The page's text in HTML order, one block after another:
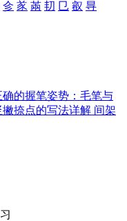
㐱 㒸 㒼 㓞 㔾 㕡 㝵
确的握笔姿势：毛笔与
捺点的写法详解 间架